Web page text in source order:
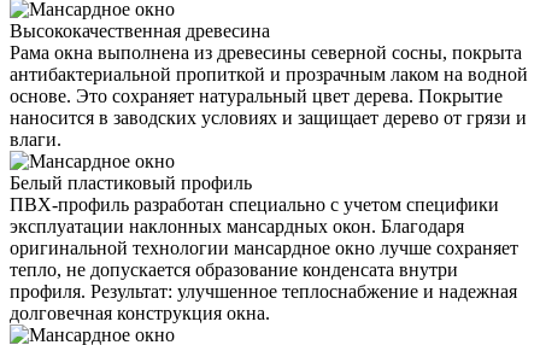
Высококачественная древесина
Рама окна выполнена из древесины северной сосны, покрыта
антибактериальной пропиткой и прозрачным лаком на водной
основе. Это сохраняет натуральный цвет дерева. Покрытие
наносится в заводских условиях и защищает дерево от грязи и
влаги.
Белый пластиковый профиль
ПВХ-профиль разработан специально с учетом специфики
эксплуатации наклонных мансардных окон. Благодаря
оригинальной технологии мансардное окно лучше сохраняет
тепло, не допускается образование конденсата внутри
профиля. Результат: улучшенное теплоснабжение и надежная
долговечная конструкция окна.